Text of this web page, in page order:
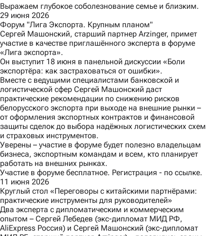
Выражаем глубокое соболезнование семье и близким.
29 июня 2026
Форум "Лига Экспорта. Крупным планом"
Сергей Машонский, старший партнер Arzinger, примет
участие в качестве приглашённого эксперта в форуме
«Лига экспорта».
Он выступит 18 июня в панельной дискуссии «Боли
экспортёра: как застраховаться от ошибки».
Вместе с ведущими специалистами банковской и
логистической сфер Сергей Машонский даст
практические рекомендации по снижению рисков
белорусского экспорта при выходе на внешние рынки –
от оформления экспортных контрактов и финансовой
защиты сделок до выбора надёжных логистических схем
и страховых инструментов.
Уверены – участие в форуме будет полезно владельцам
бизнеса, экспортным командам и всем, кто планирует
работать на внешних рынках.
Участие в форуме бесплатное. Регистрация - по ссылке.
11 июня 2026
Круглый стол «Переговоры с китайскими партнёрами:
практические инструменты для руководителей»
Два эксперта с дипломатическим и коммерческим
опытом – Сергей Лебедев (экс-дипломат МИД РФ,
AliExpress Россия) и Сергей Машонский (экс-дипломат